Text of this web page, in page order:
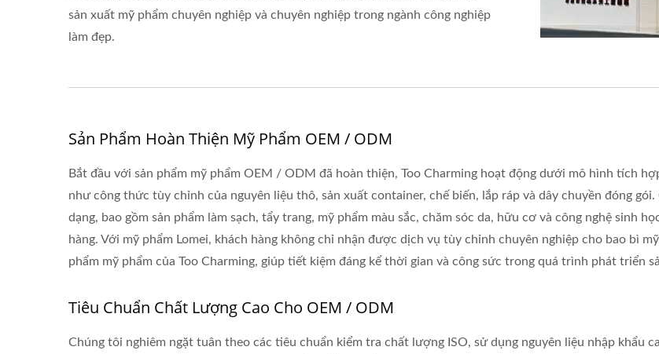
sản xuất mỹ phẩm chuyên nghiệp và chuyên nghiệp trong ngành công nghiệp
làm đẹp.
Sản Phẩm Hoàn Thiện Mỹ Phẩm OEM / ODM
Bắt đầu với sản phẩm mỹ phẩm OEM / ODM đã hoàn thiện, Too Charming hoạt động dưới mô hình tích
như công thức tùy chỉnh của nguyên liệu thô, sản xuất container, chế biến, lắp ráp và dây chuyền đóng
dạng, bao gồm sản phẩm làm sạch, tẩy trang, mỹ phẩm màu sắc, chăm sóc da, hữu cơ và công nghệ sinh
hàng. Với mỹ phẩm Lomei, khách hàng không chỉ nhận được dịch vụ tùy chỉnh chuyên nghiệp cho bao bì
phẩm mỹ phẩm của Too Charming, giúp tiết kiệm đáng kể thời gian và công sức trong quá trình phát triển
Tiêu Chuẩn Chất Lượng Cao Cho OEM / ODM
Chúng tôi nghiêm ngặt tuân theo các tiêu chuẩn kiểm tra chất lượng ISO, sử dụng nguyên liệu nhập khẩu